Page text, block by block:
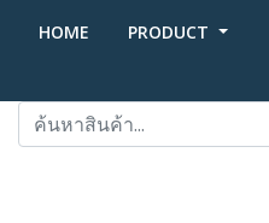
HOME PRODUCT